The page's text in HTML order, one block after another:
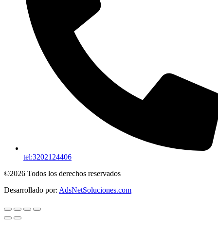
tel:3202124406
©2026 Todos los derechos reservados
Desarrollado por: AdsNetSoluciones.com